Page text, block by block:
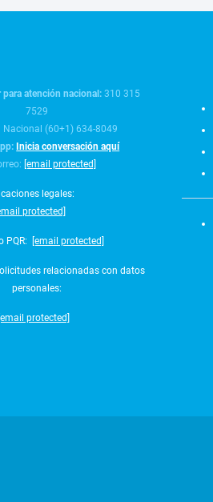
para atención nacional: 310 315
7529
Nacional (60+1) 634-8049
Inicia conversación aquí
[email protected]
legales:
protected]
PQR: [email protected]
relacionadas con datos
personales:
[email protected]